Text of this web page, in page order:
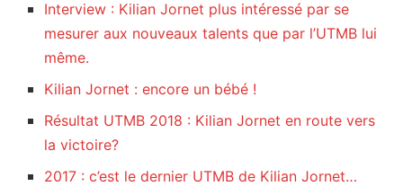
Interview : Kilian Jornet plus intéressé par se
mesurer aux nouveaux talents que par l’UTMB lui
même.
Kilian Jornet : encore un bébé !
Résultat UTMB 2018 : Kilian Jornet en route vers
la victoire?
2017 : c’est le dernier UTMB de Kilian Jornet…